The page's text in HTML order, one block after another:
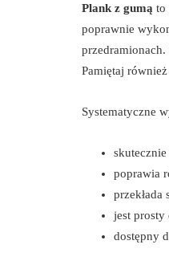
Plank z gumą to
poprawnie
przedramionach.
Pamiętaj również
Systematyczne
skutecznie
poprawia
jest prosty
dostępny